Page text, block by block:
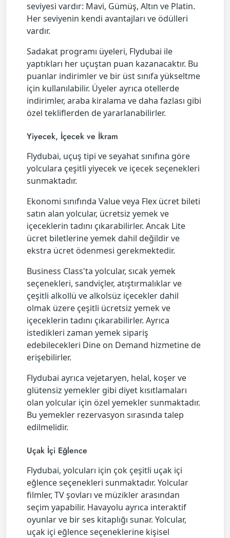
seviyesi vardır: Mavi, Gümüş, Altın ve Platin.
Her seviyenin kendi avantajları ve ödülleri
vardır.
Sadakat programı üyeleri, Flydubai ile
yaptıkları her uçuştan puan kazanacaktır. Bu
puanlar indirimler ve bir üst sınıfa yükseltme
için kullanılabilir. Üyeler ayrıca otellerde
indirimler, araba kiralama ve daha fazlası gibi
özel tekliflerden de yararlanabilirler.
Yiyecek, İçecek ve İkram
Flydubai, uçuş tipi ve seyahat sınıfına göre
yolculara çeşitli yiyecek ve içecek seçenekleri
sunmaktadır.
Ekonomi sınıfında Value veya Flex ücret bileti
satın alan yolcular, ücretsiz yemek ve
içeceklerin tadını çıkarabilirler. Ancak Lite
ücret biletlerine yemek dahil değildir ve
ekstra ücret ödenmesi gerekmektedir.
Business Class'ta yolcular, sıcak yemek
seçenekleri, sandviçler, atıştırmalıklar ve
çeşitli alkollü ve alkolsüz içecekler dahil
olmak üzere çeşitli ücretsiz yemek ve
içeceklerin tadını çıkarabilirler. Ayrıca
istedikleri zaman yemek sipariş
edebilecekleri Dine on Demand hizmetine de
erişebilirler.
Flydubai ayrıca vejetaryen, helal, koşer ve
glütensiz yemekler gibi diyet kısıtlamaları
olan yolcular için özel yemekler sunmaktadır.
Bu yemekler rezervasyon sırasında talep
edilmelidir.
Uçak İçi Eğlence
Flydubai, yolcuları için çok çeşitli uçak içi
eğlence seçenekleri sunmaktadır. Yolcular
filmler, TV şovları ve müzikler arasından
seçim yapabilir. Havayolu ayrıca interaktif
oyunlar ve bir ses kitaplığı sunar. Yolcular,
uçak içi eğlence seçeneklerine kişisel